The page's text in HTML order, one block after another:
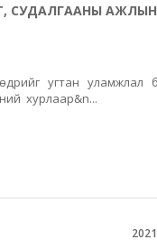
СУДАЛГААНЫ АЖЛЫН
угтан уламжлал
хурлаар&n...